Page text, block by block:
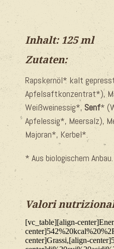
Inhalt: 125 ml
Zutaten:
Rapskernöl* kalt
Apfelsaftkonzentrat*),
Weißweinessig*, Senf*
Apfelessig*, Meersalz),
Majoran*, Kerbel*.
* Aus biologischem Anbau.
Valori
[vc_table][align-
center]Grassi,[align-